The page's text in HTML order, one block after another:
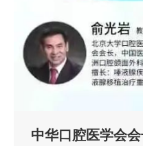
中华口腔医学会